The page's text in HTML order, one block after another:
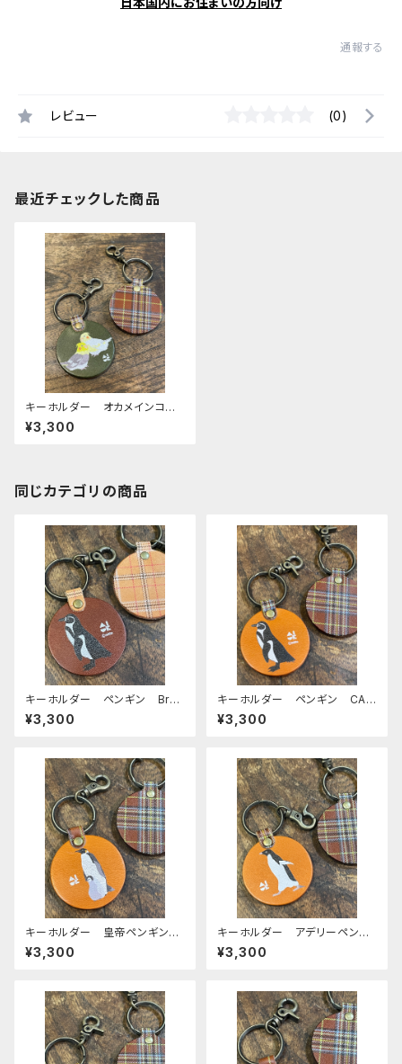
通報する
レビュー (0)
最近チェックした商品
キーホルダー オカメインコ 2
羽 ノーマル ルチノー Gree
n グリーン （ ブラウン タ
¥3,300
同じカテゴリの商品
キーホルダー ペンギン Bro
wn ブラウン 栃木レザー mit
to
¥3,300
キーホルダー ペンギン CAM
EL キャメル 栃木レザー mi
tto
¥3,300
キーホルダー 皇帝ペンギン
親子 ヒナ エンペラー ヒナ
ペン ペンギン CAMEL キ
¥3,300
キーホルダー アデリーペンギ
ン ペンギン CAMEL キャメ
ル 栃木レザー
¥3,300